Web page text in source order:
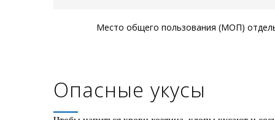
Место общего пользования (МОП)
Опасные укусы